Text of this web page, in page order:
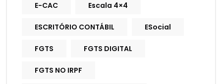
E-CAC Escala 4×4
ESCRITÓRIO CONTÁBIL ESocial
FGTS FGTS DIGITAL
FGTS NO IRPF